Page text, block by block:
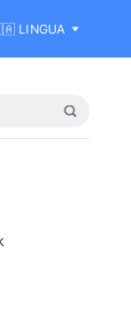
LINGUA